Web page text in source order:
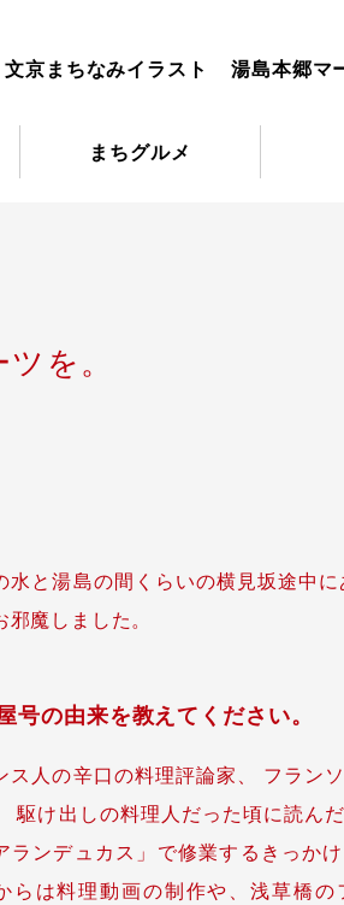
文京まちなみイラスト 湯島本郷マ
まちグルメ
を。
水と湯島の間くらいの横見坂途中
邪魔しました。
号の由来を教えてください。
ス人の辛口の料理評論家、 フラン
駆け出しの料理人だった頃に読ん
ランデュカス」で修業するきっか
らは料理動画の制作や、浅草橋